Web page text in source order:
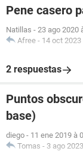
Pene casero
Natillas - 23 ago 2020
Afree - 14 oct 2023
2 respuestas
Puntos
base)
diego - 11 ene 2019 à
Tomas - 3 ago